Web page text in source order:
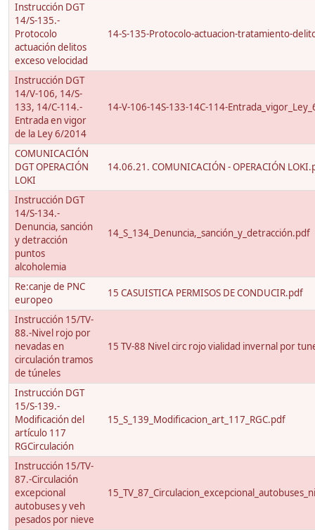
Instrucción DGT
14/S-135.-
Protocolo
actuación delitos
exceso velocidad
14-S-135-Protocolo-actuacion-tratamiento-
Instrucción DGT
14/V-106, 14/S-
133, 14/C-114.-
Entrada en vigor
de la Ley 6/2014
14-V-106-14S-133-14C-114-
COMUNICACIÓN
DGT OPERACIÓN
LOKI
14.06.21. COMUNICACIÓN - OPERACIÓN
Instrucción DGT
14/S-134.-
Denuncia, sanción
y detracción
puntos
alcoholemia
14_S_134_Denuncia,_sanción_y_detracción.pdf
Re:canje de PNC
europeo
15 CASUISTICA PERMISOS DE CONDUCIR.pdf
Instrucción 15/TV-
88.-Nivel rojo por
nevadas en
circulación tramos
de túneles
15 TV-88 Nivel circ rojo vialidad invernal por
Instrucción DGT
15/S-139.-
Modificación del
artículo 117
RGCirculación
15_S_139_Modificacion_art_117_RGC.pdf
Instrucción 15/TV-
87.-Circulación
excepcional
autobuses y veh
pesados por nieve